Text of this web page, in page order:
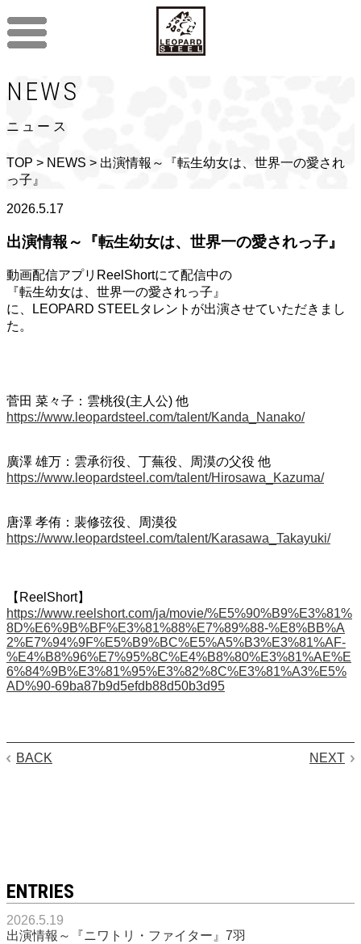
NEWS
ニュース
TOP > NEWS > 出演情報～『転生幼女は、世界一の愛され
っ子』
2026.5.17
出演情報～『転生幼女は、世界一の愛されっ子』
動画配信アプリReelShortにて配信中の
『転生幼女は、世界一の愛されっ子』
に、LEOPARD STEELタレントが出演させていただきまし
た。
菅田 菜々子：雲桃役(主人公) 他
https://www.leopardsteel.com/talent/Kanda_Nanako/
廣澤 雄万：雲承衍役、丁蕪役、周漠の父役 他
https://www.leopardsteel.com/talent/Hirosawa_Kazuma/
唐澤 孝侑：裴修弦役、周漠役
https://www.leopardsteel.com/talent/Karasawa_Takayuki/
【ReelShort】
https://www.reelshort.com/ja/movie/%E5%90%B9%E3%81%
8D%E6%9B%BF%E3%81%88%E7%89%88-%E8%BB%A
2%E7%94%9F%E5%B9%BC%E5%A5%B3%E3%81%AF-
%E4%B8%96%E7%95%8C%E4%B8%80%E3%81%AE%E
6%84%9B%E3%81%95%E3%82%8C%E3%81%A3%E5%
AD%90-69ba87b9d5efdb88d50b3d95
NEXT
BACK
ENTRIES
2026.5.19
出演情報～『ニワトリ・ファイター』7羽